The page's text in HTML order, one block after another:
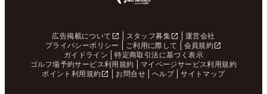
広告掲載について スタッフ募集
運営会社
プライバシーポリシー
ご利用に際して
会員規約
ガイドライン
特定商取引法に基づく表示
ゴルフ場予約サービス利用規約
マイページサービス利用規約
ポイント利用規約
お問合せ ヘルプ サイトマップ